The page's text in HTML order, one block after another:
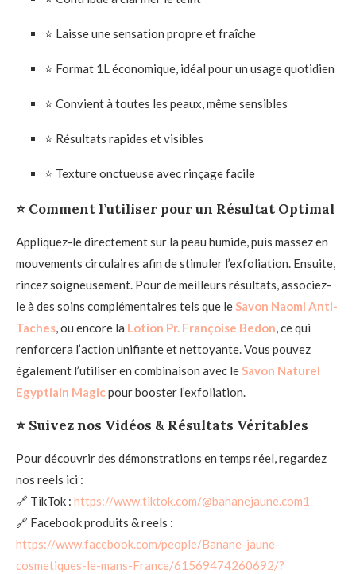
⭐ Laisse une sensation propre et fraîche
⭐ Format 1L économique, idéal pour un usage quotidien
⭐ Convient à toutes les peaux, même sensibles
⭐ Résultats rapides et visibles
⭐ Texture onctueuse avec rinçage facile
⭐ Comment l’utiliser pour un Résultat Optimal
Appliquez-le directement sur la peau humide, puis massez en
mouvements circulaires afin de stimuler l’exfoliation. Ensuite,
rincez soigneusement. Pour de meilleurs résultats, associez-
le à des soins complémentaires tels que leSavon Naomi Anti-
Taches, ou encore la Lotion Pr. Françoise Bedon, ce qui
renforcera l’action unifiante et nettoyante. Vous pouvez
également l’utiliser en combinaison avec leSavon Naturel
Egyptiain Magicpour booster l’exfoliation.
⭐ Suivez nos Vidéos & Résultats Véritables
Pour découvrir des démonstrations en temps réel, regardez
nos reels ici :
🔗 TikTok : https://www.tiktok.com/@bananejaune.com1
🔗 Facebook produits & reels :
https://www.facebook.com/people/Banane-jaune-
cosmetiques-le-mans-France/61569474260692/?